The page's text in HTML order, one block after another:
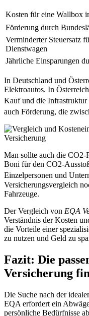
Kosten für eine Wallbox
Förderung durch
Verminderter Steuersatz
Dienstwagen
Jährliche Einsparungen
In Deutschland und
Elektroautos. In
Kauf und die Infrastruktur
auch Förderung, die
Man sollte auch die CO2-
Boni für den CO2-
Einzelpersonen und
Versicherungsvergleich
Fahrzeuge.
Der Vergleich von EQA
Verständnis der Kosten
die Vorteile einer
zu nutzen und Geld zu
Fazit: Die
Versicherung
Die Suche nach der
EQA erfordert ein
persönliche Bedürfnisse